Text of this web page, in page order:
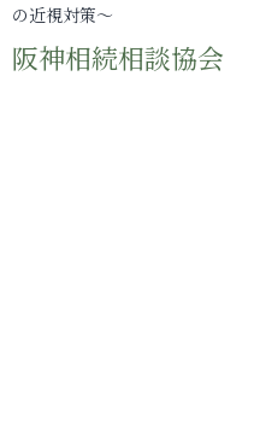
の近視対策～
阪神相続相談協会